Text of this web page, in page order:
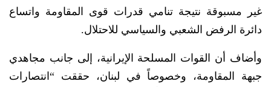
غير مسبوقة نتيجة تنامي قدرات قوى المقاومة واتساع
دائرة الرفض الشعبي والسياسي للاحتلال.
وأضاف أن القوات المسلحة الإيرانية، إلى جانب مجاهدي
جبهة المقاومة، وخصوصاً في لبنان، حققت “انتصارات